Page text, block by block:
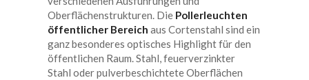
Oberflächenstrukturen. Die Pollerleuchten
öffentlicher Bereich aus Cortenstahl sind ein
ganz besonderes optisches Highlight für den
öffentlichen Raum. Stahl, feuerverzinkter
Stahl oder pulverbeschichtete Oberflächen